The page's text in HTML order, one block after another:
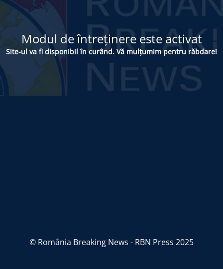
Modul de întreținere este activat
Site-ul va fi disponibil în curând. Vă mulțumim pentru răbdare!
© România Breaking News - RBN Press 2025